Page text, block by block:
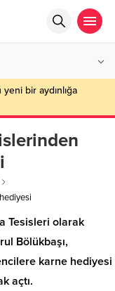
bir aydınlığa
Tesisleri olarak
Bölükbaşı,
karne hediyesi
açtı.